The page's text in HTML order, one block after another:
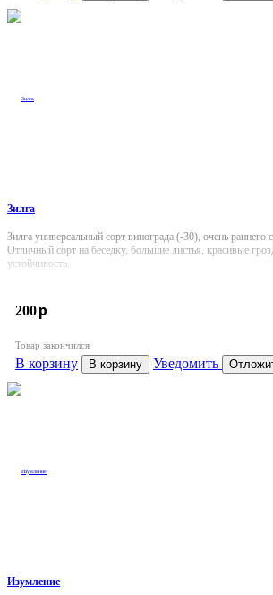
Зилга
Зилга универсальный сорт винограда (-30), очень раннего
Отличный сорт на беседку, большие листья, красивые
устойчивость.
200p
Товар закончился
В корзину В корзину Уведомить
Изумление